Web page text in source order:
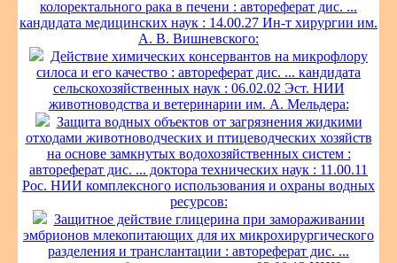
колоректального рака в печени : автореферат дис. ...
кандидата медицинских наук : 14.00.27 Ин-т хирургии им.
А. В. Вишневского:
Действие химических консервантов на микрофлору
силоса и его качество : автореферат дис. ... кандидата
сельскохозяйственных наук : 06.02.02 Эст. НИИ
животноводства и ветеринарии им. А. Мельдера:
Защита водных объектов от загрязнения жидкими
отходами животноводческих и птицеводческих хозяйств
на основе замкнутых водохозяйственных систем :
автореферат дис. ... доктора технических наук : 11.00.11
Рос. НИИ комплексного использования и охраны водных
ресурсов:
Защитное действие глицерина при замораживании
эмбрионов млекопитающих для их микрохирургического
разделения и транслантации : автореферат дис. ...